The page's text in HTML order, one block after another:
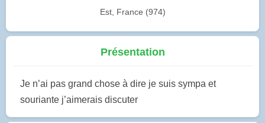
Est, France (974)
Présentation
Je n’ai pas grand chose à dire je suis sympa et
souriante j’aimerais discuter